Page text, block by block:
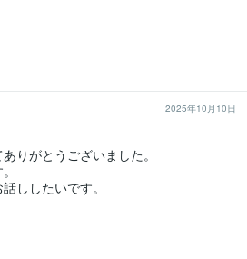
2025年10月10日
りがとうございました。
ししたいです。